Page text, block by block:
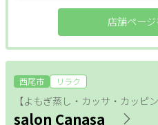
店舗ペー
西尾市 リラク
【よもぎ蒸し・カッサ・カッピ
salon Canasa